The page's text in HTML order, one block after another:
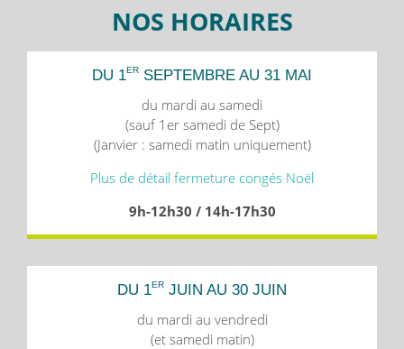
NOS HORAIRES
DU 1ER SEPTEMBRE AU 31 MAI
du mardi au samedi
(sauf 1er samedi de Sept)
(Janvier : samedi matin uniquement)
Plus de détail fermeture congés Noël
9h-12h30 / 14h-17h30
DU 1ER JUIN AU 30 JUIN
du mardi au vendredi
(et samedi matin)